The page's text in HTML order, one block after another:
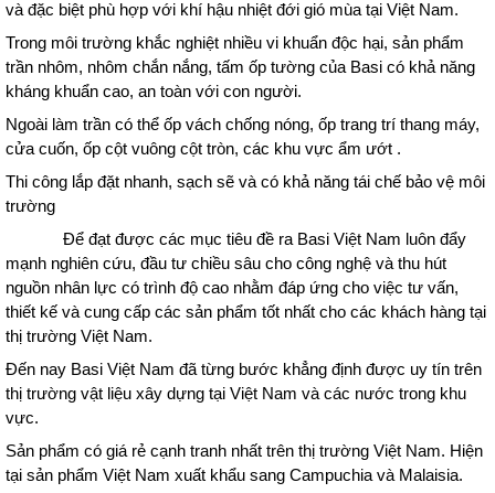
và đặc biệt phù hợp với khí hậu nhiệt đới gió mùa tại Việt Nam.
Trong môi trường khắc nghiệt nhiều vi khuẩn độc hại, sản phẩm
trần nhôm, nhôm chắn nắng, tấm ốp tường của Basi có khả năng
kháng khuẩn cao, an toàn với con người.
Ngoài làm trần có thể ốp vách chống nóng, ốp trang trí thang máy,
cửa cuốn, ốp cột vuông cột tròn, các khu vực ẩm ướt .
Thi công lắp đặt nhanh, sạch sẽ và có khả năng tái chế bảo vệ môi
trường
Để đạt được các mục tiêu đề ra Basi Việt Nam luôn đẩy
mạnh nghiên cứu, đầu tư chiều sâu cho công nghệ và thu hút
nguồn nhân lực có trình độ cao nhằm đáp ứng cho việc tư vấn,
thiết kế và cung cấp các sản phẩm tốt nhất cho các khách hàng tại
thị trường Việt Nam.
Đến nay Basi Việt Nam đã từng bước khẳng định được uy tín trên
thị trường vật liệu xây dựng tại Việt Nam và các nước trong khu
vực.
Sản phẩm có giá rẻ cạnh tranh nhất trên thị trường Việt Nam. Hiện
tại sản phẩm Việt Nam xuất khẩu sang Campuchia và Malaisia.